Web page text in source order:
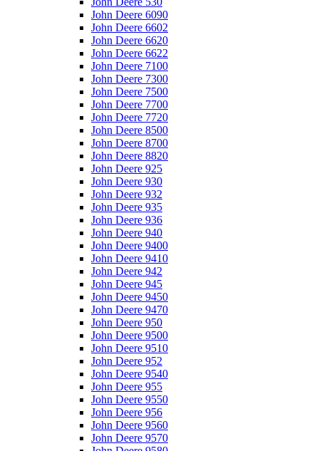
John Deere 6090
John Deere 6602
John Deere 6620
John Deere 6622
John Deere 7100
John Deere 7300
John Deere 7500
John Deere 7700
John Deere 7720
John Deere 8500
John Deere 8700
John Deere 8820
John Deere 925
John Deere 930
John Deere 932
John Deere 935
John Deere 936
John Deere 940
John Deere 9400
John Deere 9410
John Deere 942
John Deere 945
John Deere 9450
John Deere 9470
John Deere 950
John Deere 9500
John Deere 9510
John Deere 952
John Deere 9540
John Deere 955
John Deere 9550
John Deere 956
John Deere 9560
John Deere 9570